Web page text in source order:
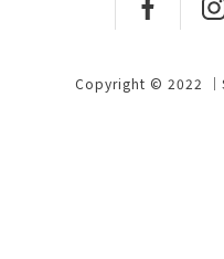
Copyright © 2022 ｜